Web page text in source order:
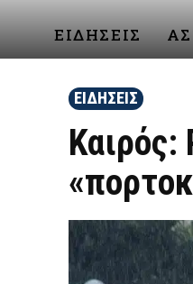
ΕΙΔΗΣΕΙΣ
ΕΙΔΗΣΕΙΣ
Καιρός: